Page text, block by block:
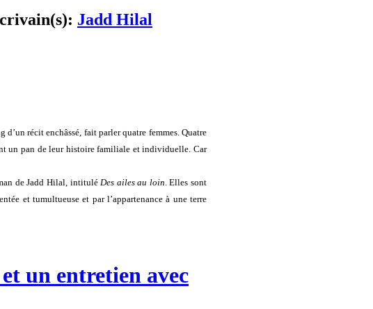
Jadd Hilal
récit enchâssé, fait parler quatre femmes. Quatre
un pan de leur histoire familiale et individuelle. Car
de Jadd Hilal, intituléDes ailes au loin. Elles sont
et tumultueuse et par l’appartenance à une terre
un entretien avec